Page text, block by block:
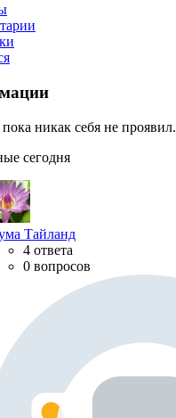
никак себя не проявил.
сегодня
Тайланд
4 ответа
0 вопросов